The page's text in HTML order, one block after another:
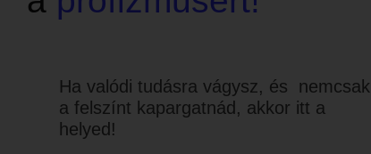
Ha valódi tudásra vágysz, és nemcsak
a felszínt kapargatnád, akkor itt a
helyed!